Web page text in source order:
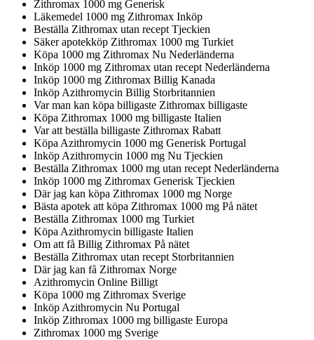
Zithromax 1000 mg Generisk
Läkemedel 1000 mg Zithromax Inköp
Beställa Zithromax utan recept Tjeckien
Säker apotekköp Zithromax 1000 mg Turkiet
Köpa 1000 mg Zithromax Nu Nederländerna
Inköp 1000 mg Zithromax utan recept Nederländerna
Inköp 1000 mg Zithromax Billig Kanada
Inköp Azithromycin Billig Storbritannien
Var man kan köpa billigaste Zithromax billigaste
Köpa Zithromax 1000 mg billigaste Italien
Var att beställa billigaste Zithromax Rabatt
Köpa Azithromycin 1000 mg Generisk Portugal
Inköp Azithromycin 1000 mg Nu Tjeckien
Beställa Zithromax 1000 mg utan recept Nederländerna
Inköp 1000 mg Zithromax Generisk Tjeckien
Där jag kan köpa Zithromax 1000 mg Norge
Bästa apotek att köpa Zithromax 1000 mg På nätet
Beställa Zithromax 1000 mg Turkiet
Köpa Azithromycin billigaste Italien
Om att få Billig Zithromax På nätet
Beställa Zithromax utan recept Storbritannien
Där jag kan få Zithromax Norge
Azithromycin Online Billigt
Köpa 1000 mg Zithromax Sverige
Inköp Azithromycin Nu Portugal
Inköp Zithromax 1000 mg billigaste Europa
Zithromax 1000 mg Sverige